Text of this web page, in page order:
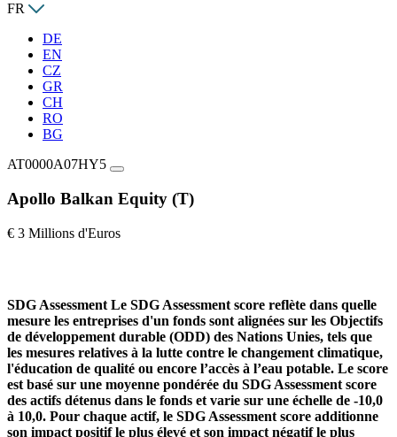
FR
DE
EN
CZ
GR
CH
RO
BG
AT0000A07HY5
Apollo Balkan Equity (T)
€ 3 Millions d'Euros
SDG Assessment Le SDG Assessment score reflète dans quelle
mesure les entreprises d'un fonds sont alignées sur les Objectifs
de développement durable (ODD) des Nations Unies, tels que
les mesures relatives à la lutte contre le changement climatique,
l'éducation de qualité ou encore l’accès à l’eau potable. Le score
est basé sur une moyenne pondérée du SDG Assessment score
des actifs détenus dans le fonds et varie sur une échelle de -10,0
à 10,0. Pour chaque actif, le SDG Assessment score additionne
son impact positif le plus élevé et son impact négatif le plus